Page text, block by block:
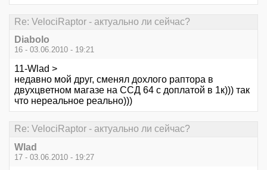
Re: VelociRaptor - актуально ли сейчас?
Diabolo
16 - 03.06.2010 - 19:21
11-Wlad >
недавно мой друг, сменял дохлого раптора в
двухцветном магазе на ССД 64 с доплатой в 1к))) так
что нереальное реально)))
Re: VelociRaptor - актуально ли сейчас?
Wlad
17 - 03.06.2010 - 19:27